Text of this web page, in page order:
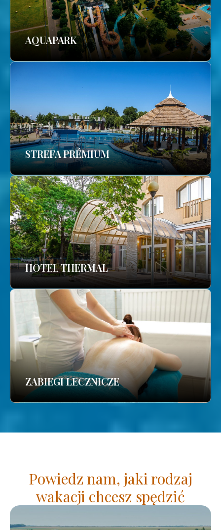
AQUAPARK
STREFA PRÉMIUM
HOTEL THERMAL
ZABIEGI LECZNICZE
Powiedz nam, jaki rodzaj
wakacji chcesz spędzić